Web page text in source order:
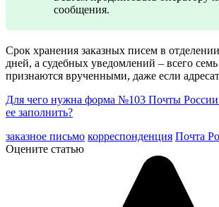
сообщения.
Срок хранения заказных писем в
дней, а судебных уведомлений – всего
признаются врученными, даже если
Для чего нужна форма №103 Почты России
ее заполнить?
заказное письмо корреспонденция Почта
Оцените статью